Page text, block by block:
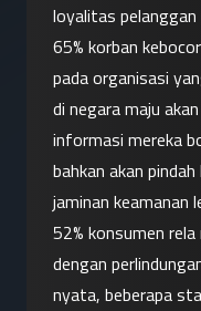
loyalitas pelanggan
65% korban
pada organisasi
di negara maju
informasi mereka
bahkan akan
jaminan keamanan
52% konsumen
dengan
nyata, beberapa